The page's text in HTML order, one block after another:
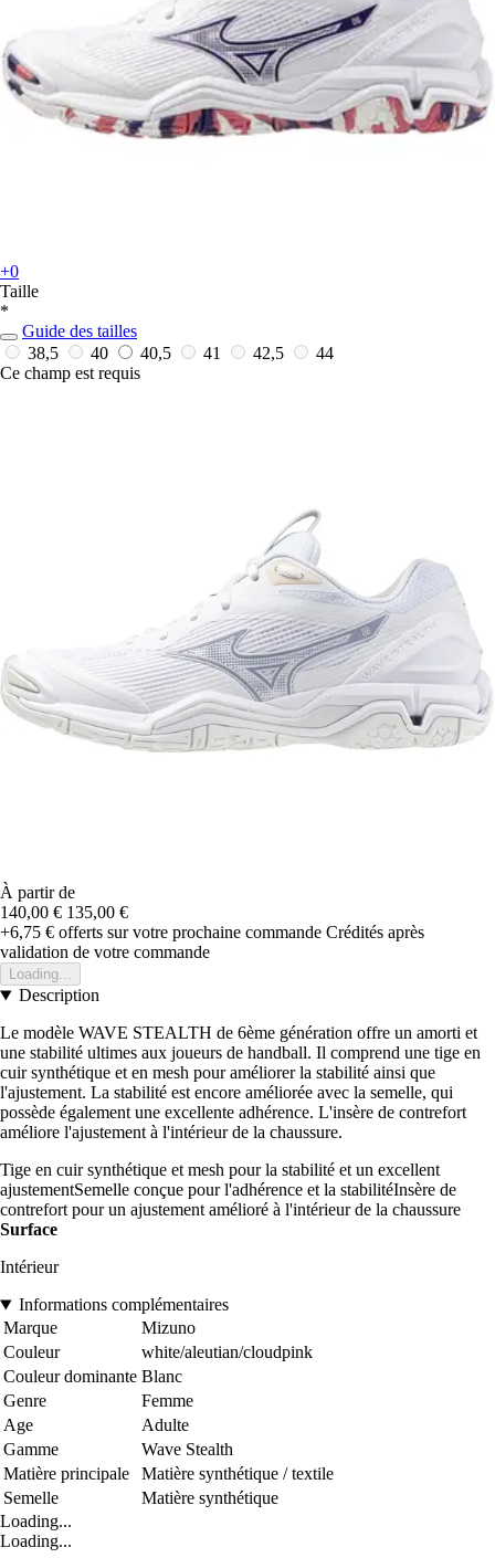
+0
Taille
*
Guide des tailles
38,5
40 40,5 41 42,5
44
Ce champ est requis
À partir de
140,00 € 135,00 €
+6,75 € offerts sur votre prochaine commande Crédités après
validation de votre commande
Loading...
Description
Le modèle WAVE STEALTH de 6ème génération offre un amorti et
une stabilité ultimes aux joueurs de handball. Il comprend une tige en
cuir synthétique et en mesh pour améliorer la stabilité ainsi que
l'ajustement. La stabilité est encore améliorée avec la semelle, qui
possède également une excellente adhérence. L'insère de contrefort
améliore l'ajustement à l'intérieur de la chaussure.
Tige en cuir synthétique et mesh pour la stabilité et un excellent
ajustementSemelle conçue pour l'adhérence et la stabilitéInsère de
contrefort pour un ajustement amélioré à l'intérieur de la chaussure
Surface
Intérieur
Informations complémentaires
Marque
Mizuno
Couleur
white/aleutian/cloudpink
Couleur dominante Blanc
Genre
Femme
Age
Adulte
Gamme
Wave Stealth
Matière principale
Matière synthétique / textile
Semelle
Matière synthétique
Loading...
Loading...